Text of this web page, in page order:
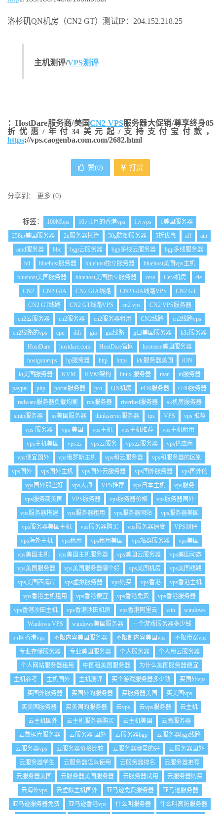
洛杉矶QN机房（CN2 GT）测试IP：204.152.218.25
主机测评/VPS测评
：HostDare服务商/美国CN2 VPS服务器大促销/尊享终身85
折优惠/年付34美元起/支持支付宝付款，
https://vps.caogenba.com.com/2682.html
赞(0) 打赏
分享到： 更多 (0)
标签： 100Mbps 10元1月的香港vps 1元vps
1美国服务器
258ip美国服务器
2u服务器托管 50g防御服务器 5折优惠 aff
ain
amd服务器
bbc bgp云服务器 bgp多线云服务器
bgp多线服务器
bil
bluehost服务器 bluehost独立服务器
bluehost美国vps主机
bluehost美国服务器
bluehost美国独立服务器 cera Cera机房
cle
CN2
CN2 GIA CN2 GIA线路 CN2 GIA线路VPS
CN2 GT
CN2 GT线路
CN2 GT线路VPS cn2 vps
CN2 VPS服务器
cn2云服务器
cn2服务器 cn2服务器租用 CN2线路
cn2线路vps
cn2线路的vps
cpu ddi gia gia线路 g口美国服务器
h3c服务器
HostDare
hostdare.com HostDare官网
hostease美国服务器
hostgatorvps
hp服务器 http https idc服务器美国
iON
kt美国服务器
KVM KVM架构 linux 服务器 man
m服务器
paypal
php portal服务器 pro QN机房 r430服务器
r740服务器
radware服务器负载均衡
rds服务器 riverbed服务器
sk机房服务器
smtp服务器
ss美国服务器 thinkserver服务器 tps VPS
vps 推荐
vps 服务器
vps 美国 vps主机 vps主机推荐
vps主机租用
vps主机美国
vps云 vps云服务 vps云服务器
vps供应商
vps便宜国外
vps俄罗斯主机 vps和云服务器
vps和服务器的区别
vps国外
vps国外主机 vps国外云服务器 vps国外服务器
vps国外的
vps国外那些好
vps大师 VPS推荐 vps日本主机
vps服务
vps服务商美国
VPS服务器 vps服务器价格
vps服务器国外
vps服务器搭建
vps服务器租用 vps服务器网站
vps服务器美国
vps服务器美国主机
vps服务器购买 vps服务器速度
VPS测评
vps海外主机
vps租用 vps租用美国 vps站群服务器
vps美国
vps美国主机
vps美国主机服务器 vps美国云服务器
vps美国动态
vps美国服务器
vps美国服务器哪个好 vps美国机房
vps美国线路
vps美国西海岸
vps虚拟服务器 vps购买 vps香港
vps香港主机
vps香港主机租用
vps香港便宜 vps香港免费
vps香港服务器
vps香港沙田主机
vps香港沙田机房 vps香港阿里云 win
windows
Windows VPS
windows美国服务器
一个游戏服务器多少钱
万网香港vps
不限内容美国服务器 不限制内容美国vps
不限带宽vps
专业存储服务器
专业美国服务器 个人服务器
个人用云服务器
个人网站服务器租用
中国租美国服务器
为什么美国服务器便宜
主机参考
主机国外 主机测评 买个游戏服务器多少钱
买国外vps
买国外服务器
买国外的服务器 买服务器美国
买美国vps
买美国服务器
买美国的服务器 云vps 云vps服务器
云主机
云主机国外
云主机服务器购买 云主机美国
云南服务器
云数据库服务器
云服务器 国外 云服务器bgp
云服务器bgp线路
云服务器vps
云服务器价格比较 云服务器哪里的好
云服务器国外
云服务器学生
云服务器怎么使用 云服务器排名
云服务器推荐
云服务器美国
云服务器美国服务器 云服务器试用
云服务器购买
云海外vps
云虚拟主机国外 亚马逊免费服务器
亚马逊服务器
亚马逊服务器免费
亚马逊香港vps 什么叫服务器
什么叫高防服务器